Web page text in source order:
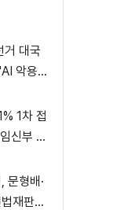
거 대국
악용
1차 접
신부 사
문형배·
재판관